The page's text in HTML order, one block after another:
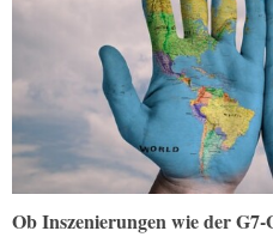
Ob Inszenierungen wie der